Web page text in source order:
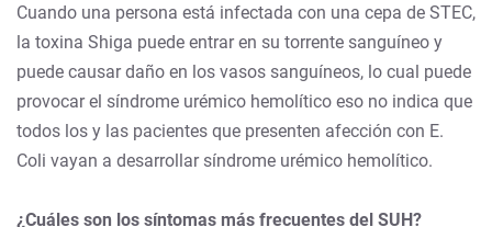
Cuando una persona está infectada con una cepa de STEC,
la toxina Shiga puede entrar en su torrente sanguíneo y
puede causar daño en los vasos sanguíneos, lo cual puede
provocar el síndrome urémico hemolítico eso no indica que
todos los y las pacientes que presenten afección con E.
Coli vayan a desarrollar síndrome urémico hemolítico.
¿Cuáles son los síntomas más frecuentes del SUH?